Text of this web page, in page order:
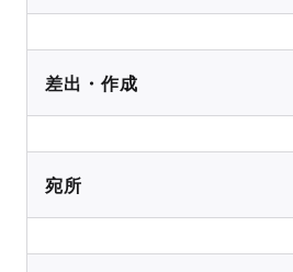
差出・作成
宛所